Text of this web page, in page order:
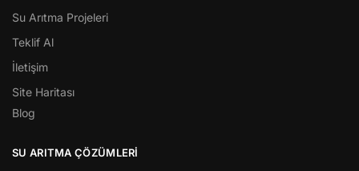
Su Arıtma Projeleri
Teklif Al
İletişim
Site Haritası
Blog
SU ARITMA ÇÖZÜMLERI